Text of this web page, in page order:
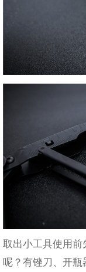
取出小工具使用前
呢？有锉刀、开